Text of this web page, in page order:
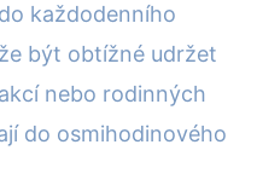
každodenního
být obtížné udržet
nebo rodinných
do osmihodinového